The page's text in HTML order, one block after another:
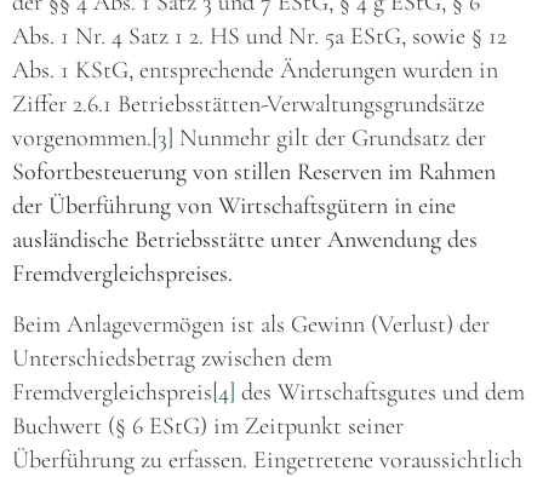
Abs. 1 Nr. 4 Satz 1 2. HS und Nr. 5a EStG, sowie § 12
Abs. 1 KStG, entsprechende Änderungen wurden in
Ziffer 2.6.1 Betriebsstätten-Verwaltungsgrundsätze
vorgenommen.[3] Nunmehr gilt der Grundsatz der
Sofortbesteuerung von stillen Reserven im Rahmen
der Überführung von Wirtschaftsgütern in eine
ausländische Betriebsstätte unter Anwendung des
Fremdvergleichspreises.
Beim Anlagevermögen ist als Gewinn (Verlust) der
Unterschiedsbetrag zwischen dem
Fremdvergleichspreis[4] des Wirtschaftsgutes und dem
Buchwert (§ 6 EStG) im Zeitpunkt seiner
Überführung zu erfassen. Eingetretene voraussichtlich